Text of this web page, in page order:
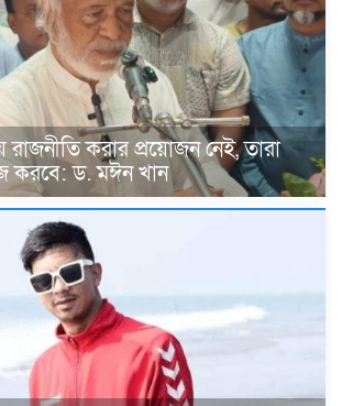
রাজনীতি করার প্রয়োজন নেই, তারা
করবে: ড. মঈন খান